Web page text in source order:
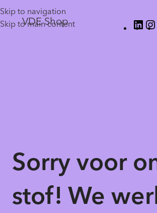
Skip to navigation
Skip to main content
VDE Shop
Sorry voor
stof! We